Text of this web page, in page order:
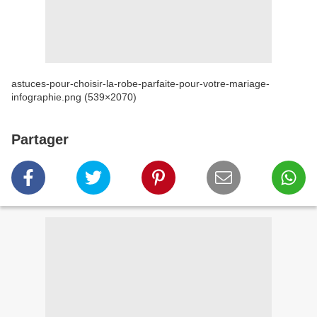
astuces-pour-choisir-la-robe-parfaite-pour-votre-mariage-
infographie.png (539×2070)
Partager